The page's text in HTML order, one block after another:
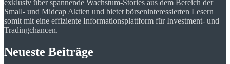
exklusiv über spannende Wachstum-Stories aus dem Bereich der
Small- und Midcap Aktien und bietet börseninteressierten Lesern
somit mit eine effiziente Informationsplattform für Investment- und
Tradingchancen.
Neueste Beiträge